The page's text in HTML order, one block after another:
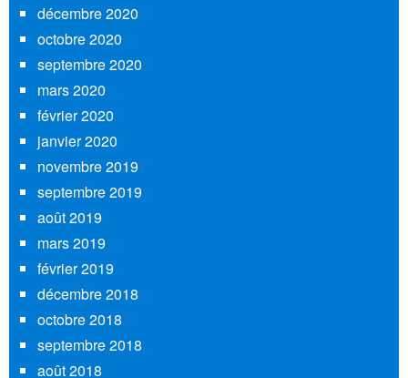
décembre 2020
octobre 2020
septembre 2020
mars 2020
février 2020
janvier 2020
novembre 2019
septembre 2019
août 2019
mars 2019
février 2019
décembre 2018
octobre 2018
septembre 2018
août 2018